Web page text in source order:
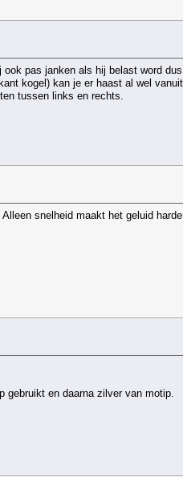
pas janken als hij belast word
kogel) kan je er haast al wel
tussen links en rechts.
snelheid maakt het geluid
en daarna zilver van motip.